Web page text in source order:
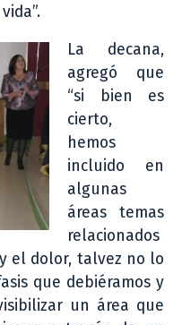
La decana,
agregó que
“si bien es
cierto,
hemos
incluido en
algunas
áreas temas
relacionados
el dolor, talvez no lo
que debiéramos y
un área que